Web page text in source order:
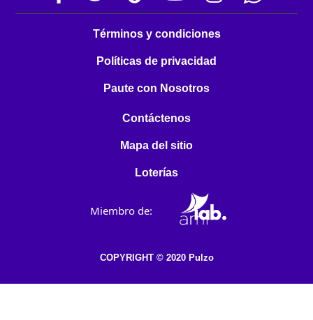
Términos y condiciones
Políticas de privacidad
Paute con Nosotros
Contáctenos
Mapa del sitio
Loterías
Miembro de:
COPYRIGHT © 2020 Pulzo